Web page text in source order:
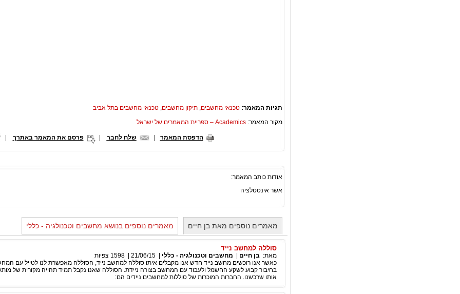
תגיות המאמר: טכנאי מחשבים, תיקון מחשבים, טכנאי מחשבים בתל אביב
מקור המאמר: Academics – ספריית המאמרים של ישראל
הדפסת המאמר שלח לחבר פרסם את המאמר באתרך |
אודות כותב המאמר:
אשר אינסטלציה
מאמרים נוספים מאת בן חיים מאמרים נוספים בנושא מחשבים וטכנולגיה - כללי
סוללה למחשב נייד
מאת: בן חיים מחשבים וטכנולגיה - כללי 21/06/15
1598 צפיות
כאשר אנו רוכשים מחשב נייד חדש אנו מקבלים איתו סוללה למחשב נייד, הסוללה מאפשרת לנו לטייל עם
בחיבור קבוע לשקע החשמל ולעבוד עם המחשב בצורה ניידת. הסוללה שאנו נקבל תמיד תהייה מקורית של
אותו שרכשנו. החברות המוכרות של סוללות למחשבים ניידים הם: